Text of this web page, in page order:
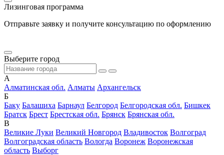
Лизинговая программа
Отправьте заявку и получите консультацию по оформлению
Выберите город
А
Алматинская обл. Алматы Архангельск
Б
Баку Балашиха Барнаул Белгород Белгородская обл. Бишкек
Братск Брест Брестская обл. Брянск Брянская обл.
В
Великие Луки Великий Новгород Владивосток Волгоград
Волгоградская область Вологда Воронеж Воронежская
область Выборг